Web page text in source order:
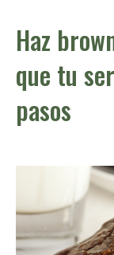
Haz
que tu
pasos